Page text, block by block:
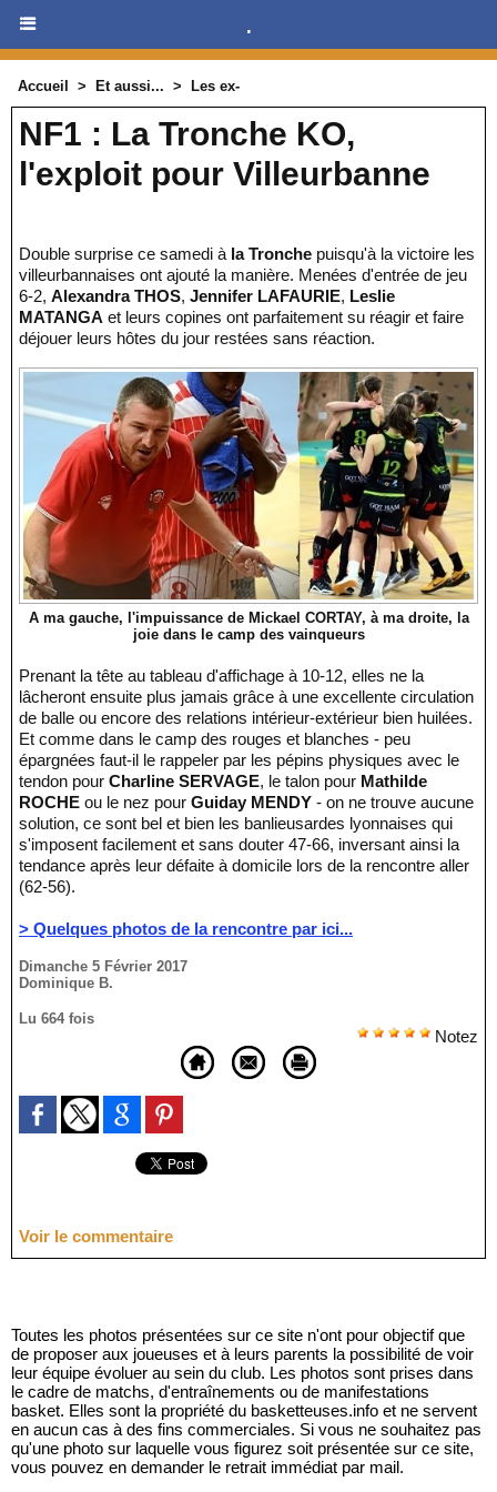
.
Accueil > Et aussi... > Les ex-
NF1 : La Tronche KO,
l'exploit pour Villeurbanne
Double surprise ce samedi à la Tronche puisqu'à la victoire les
villeurbannaises ont ajouté la manière. Menées d'entrée de jeu
6-2, Alexandra THOS, Jennifer LAFAURIE, Leslie
MATANGA et leurs copines ont parfaitement su réagir et faire
déjouer leurs hôtes du jour restées sans réaction.
A ma gauche, l'impuissance de Mickael CORTAY, à ma droite, la
joie dans le camp des vainqueurs
Prenant la tête au tableau d'affichage à 10-12, elles ne la
lâcheront ensuite plus jamais grâce à une excellente circulation
de balle ou encore des relations intérieur-extérieur bien huilées.
Et comme dans le camp des rouges et blanches - peu
épargnées faut-il le rappeler par les pépins physiques avec le
tendon pour Charline SERVAGE, le talon pour Mathilde
ROCHE ou le nez pour Guiday MENDY - on ne trouve aucune
solution, ce sont bel et bien les banlieusardes lyonnaises qui
s'imposent facilement et sans douter 47-66, inversant ainsi la
tendance après leur défaite à domicile lors de la rencontre aller
(62-56).
> Quelques photos de la rencontre par ici...
Dimanche 5 Février 2017
Dominique B.
Lu 664 fois
Notez
Voir le commentaire
Toutes les photos présentées sur ce site n'ont pour objectif que
de proposer aux joueuses et à leurs parents la possibilité de voir
leur équipe évoluer au sein du club. Les photos sont prises dans
le cadre de matchs, d'entraînements ou de manifestations
basket. Elles sont la propriété du basketteuses.info et ne servent
en aucun cas à des fins commerciales. Si vous ne souhaitez pas
qu'une photo sur laquelle vous figurez soit présentée sur ce site,
vous pouvez en demander le retrait immédiat par mail.